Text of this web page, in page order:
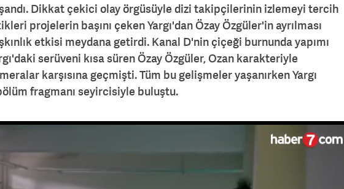
Dikkat çekici olay örgüsüyle dizi takipçilerinin izlemeyi tercih
projelerin başını çeken Yargı'dan Özay Özgüler'in ayrılması
etkisi meydana getirdi. Kanal D'nin çiçeği burnunda yapımı
serüveni kısa süren Özay Özgüler, Ozan karakteriyle
karşısına geçmişti. Tüm bu gelişmeler yaşanırken Yargı
fragmanı seyircisiyle buluştu.